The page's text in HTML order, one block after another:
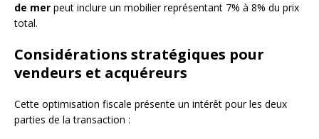
de mer peut inclure un mobilier représentant 7% à 8% du prix
total.
Considérations stratégiques pour
vendeurs et acquéreurs
Cette optimisation fiscale présente un intérêt pour les deux
parties de la transaction :